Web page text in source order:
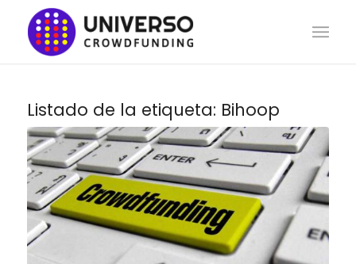
Listado de la etiqueta: Bihoop